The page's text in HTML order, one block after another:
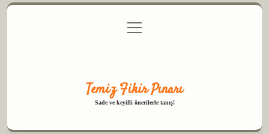
Gizlilik Politikası
menüyü
aç
Temiz Fikir Pınarı
Sade ve keyifli önerilerle tanış!